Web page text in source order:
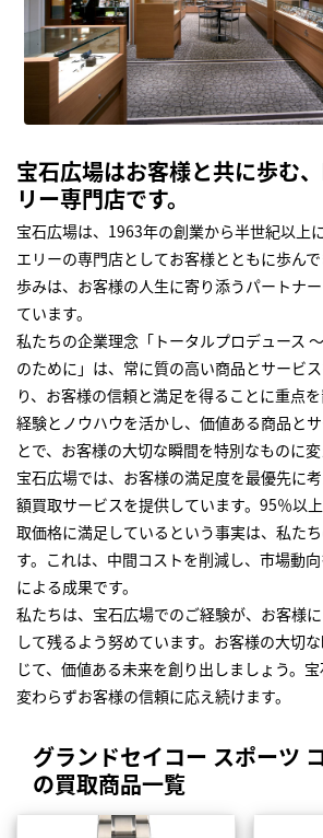
宝石広場はお客様と共に歩む
リー専門店です。
宝石広場は、1963年の創業から半世紀以上
エリーの専門店としてお客様とともに歩ん
歩みは、お客様の人生に寄り添うパートナ
ています。
私たちの企業理念「トータルプロデュース
のために」は、常に質の高い商品とサービ
り、お客様の信頼と満足を得ることに重点
経験とノウハウを活かし、価値ある商品と
とで、お客様の大切な瞬間を特別なものに変
宝石広場では、お客様の満足度を最優先に
額買取サービスを提供しています。95％以
取価格に満足しているという事実は、私た
す。これは、中間コストを削減し、市場動
による成果です。
私たちは、宝石広場でのご経験が、お客様
して残るよう努めています。お客様の大切
じて、価値ある未来を創り出しましょう。
変わらずお客様の信頼に応え続けます。
グランドセイコー スポーツ
の買取商品一覧